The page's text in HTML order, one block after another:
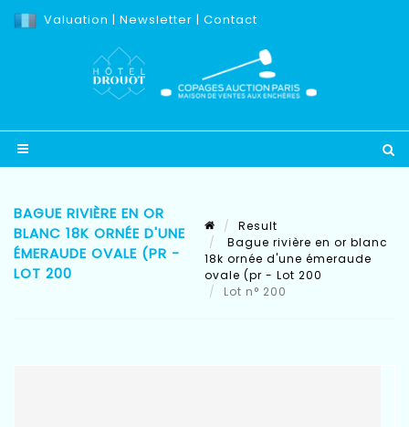
Valuation | Newsletter | Contact
BAGUE RIVIÈRE EN OR
BLANC 18K ORNÉE D'UNE
ÉMERAUDE OVALE (PR -
LOT 200
Result
Bague rivière en or blanc
18k ornée d'une émeraude
ovale (pr - Lot 200
Lot n° 200